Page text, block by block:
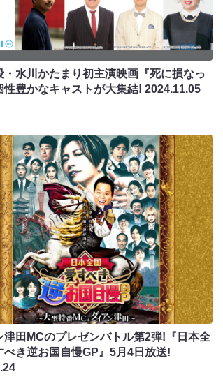
・水川かたまり初主演映画『死に損なっ
性豊かなキャストが大集結!2024.11.05
津田MCのプレゼンバトル第2弾!『日本全
べき逆お国自慢GP』5月4日放送!